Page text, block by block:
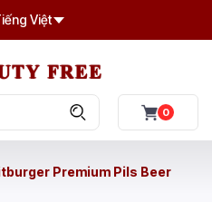
Việt
0
Premium Pils Beer